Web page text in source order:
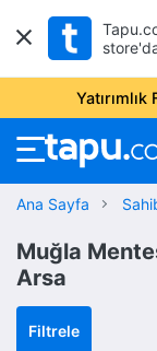
Ana Sayfa
Muğla
Arsa
Filtrele